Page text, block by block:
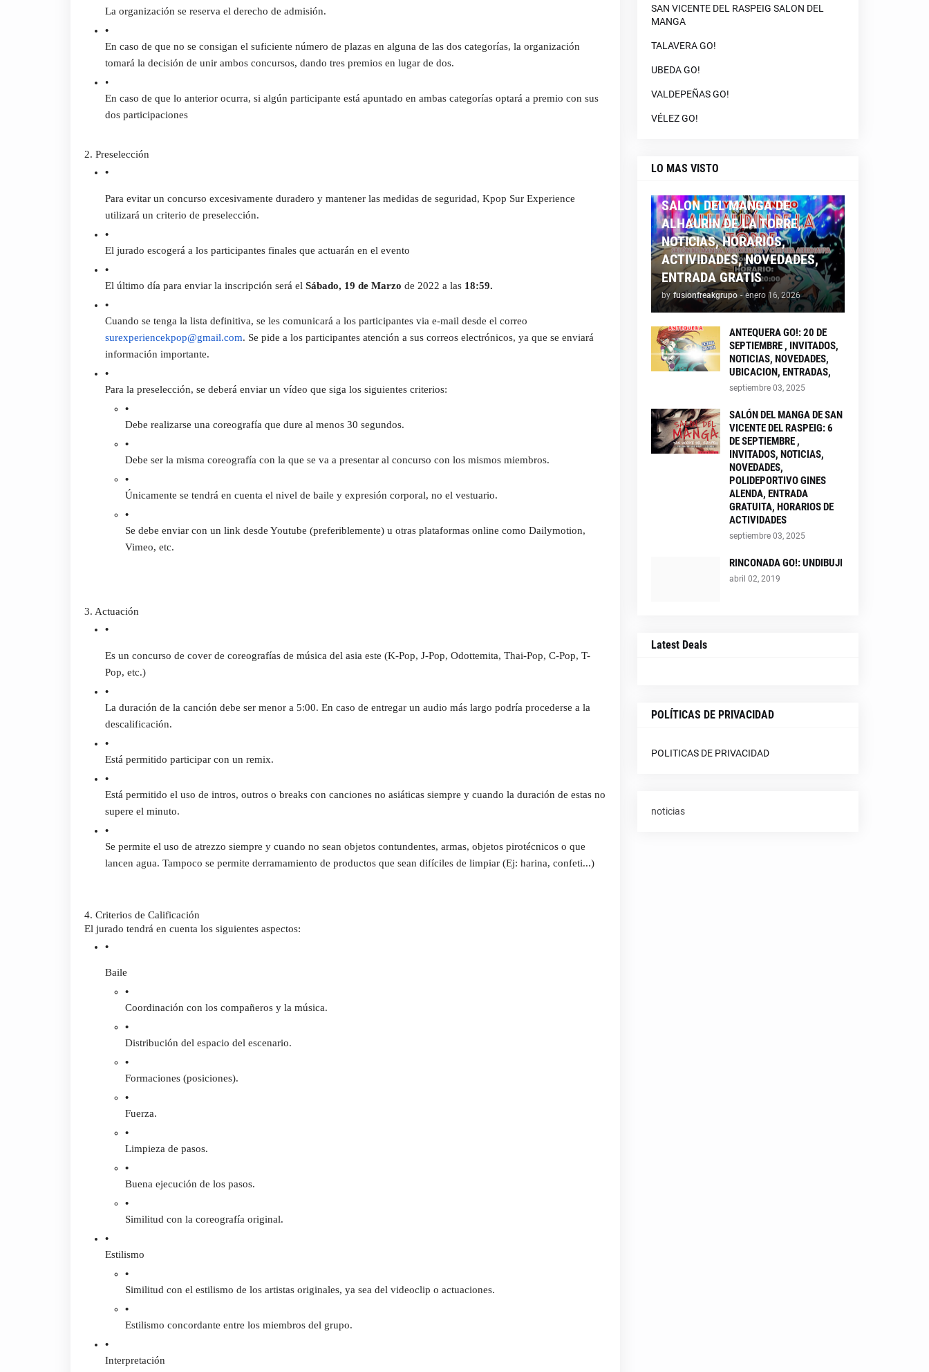
La organización se reserva el derecho de admisión.
En caso de que no se consigan el suficiente número de plazas en alguna de las dos categorías, la organización
tomará la decisión de unir ambos concursos, dando tres premios en lugar de dos.
En caso de que lo anterior ocurra, si algún participante está apuntado en ambas categorías optará a premio con sus
dos participaciones
2. Preselección
Para evitar un concurso excesivamente duradero y mantener las medidas de seguridad, Kpop Sur Experience
utilizará un criterio de preselección.
El jurado escogerá a los participantes finales que actuarán en el evento
El último día para enviar la inscripción será el Sábado, 19 de Marzo de 2022 a las 18:59.
surexperiencekpop@gmail.com. Se pide a los participantes atención a sus correos electrónicos, ya que se enviará
información importante.
Para la preselección, se deberá enviar un vídeo que siga los siguientes criterios:
Debe realizarse una coreografía que dure al menos 30 segundos.
Debe ser la misma coreografía con la que se va a presentar al concurso con los mismos miembros.
Únicamente se tendrá en cuenta el nivel de baile y expresión corporal, no el vestuario.
Se debe enviar con un link desde Youtube (preferiblemente) u otras plataformas online como Dailymotion,
Vimeo, etc.
3. Actuación
Es un concurso de cover de coreografías de música del asia este (K-Pop, J-Pop, Odottemita, Thai-Pop, C-Pop, T-
Pop, etc.)
La duración de la canción debe ser menor a 5:00. En caso de entregar un audio más largo podría procederse a la
descalificación.
Está permitido participar con un remix.
Está permitido el uso de intros, outros o breaks con canciones no asiáticas siempre y cuando la duración de estas no
supere el minuto.
Se permite el uso de atrezzo siempre y cuando no sean objetos contundentes, armas, objetos pirotécnicos o que
lancen agua. Tampoco se permite derramamiento de productos que sean difíciles de limpiar (Ej: harina, confeti...)
4. Criterios de Calificación
El jurado tendrá en cuenta los siguientes aspectos:
Baile
Coordinación con los compañeros y la música.
Distribución del espacio del escenario.
Formaciones (posiciones).
Fuerza.
Limpieza de pasos.
Buena ejecución de los pasos.
Similitud con la coreografía original.
Estilismo
Similitud con el estilismo de los artistas originales, ya sea del videoclip o actuaciones.
Estilismo concordante entre los miembros del grupo.
Interpretación
SAN VICENTE DEL RASPEIG SALON DEL
MANGA
TALAVERA GO!
UBEDA GO!
VALDEPEÑAS GO!
VÉLEZ GO!
LO MAS VISTO
SALON DEL MANGA DE
ALHAURIN DE LA TORRE,
NOTICIAS, HORARIOS,
ACTIVIDADES, NOVEDADES,
ENTRADA GRATIS
by fusionfreakgrupo - enero 16, 2026
ANTEQUERA GO!: 20 DE
SEPTIEMBRE , INVITADOS,
NOTICIAS, NOVEDADES,
UBICACION, ENTRADAS,
septiembre 03, 2025
SALÓN DEL MANGA DE SAN
VICENTE DEL RASPEIG: 6
DE SEPTIEMBRE ,
INVITADOS, NOTICIAS,
NOVEDADES,
POLIDEPORTIVO GINES
ALENDA, ENTRADA
GRATUITA, HORARIOS DE
ACTIVIDADES
septiembre 03, 2025
RINCONADA GO!: UNDIBUJI
abril 02, 2019
Latest Deals
POLÍTICAS DE PRIVACIDAD
POLITICAS DE PRIVACIDAD
noticias